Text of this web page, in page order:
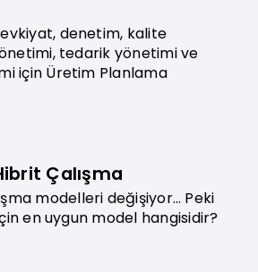
denetim, kalite
tedarik yönetimi ve
için Üretim Planlama
Çalışma
modelleri değişiyor… Peki
en uygun model hangisidir?